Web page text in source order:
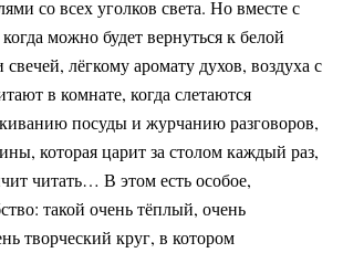
со всех уголков света. Но вместе с
можно будет вернуться к белой
лёгкому аромату духов, воздуха с
в комнате, когда слетаются
посуды и журчанию разговоров,
которая царит за столом каждый раз,
читать… В этом есть особое,
такой очень тёплый, очень
творческий круг, в котором